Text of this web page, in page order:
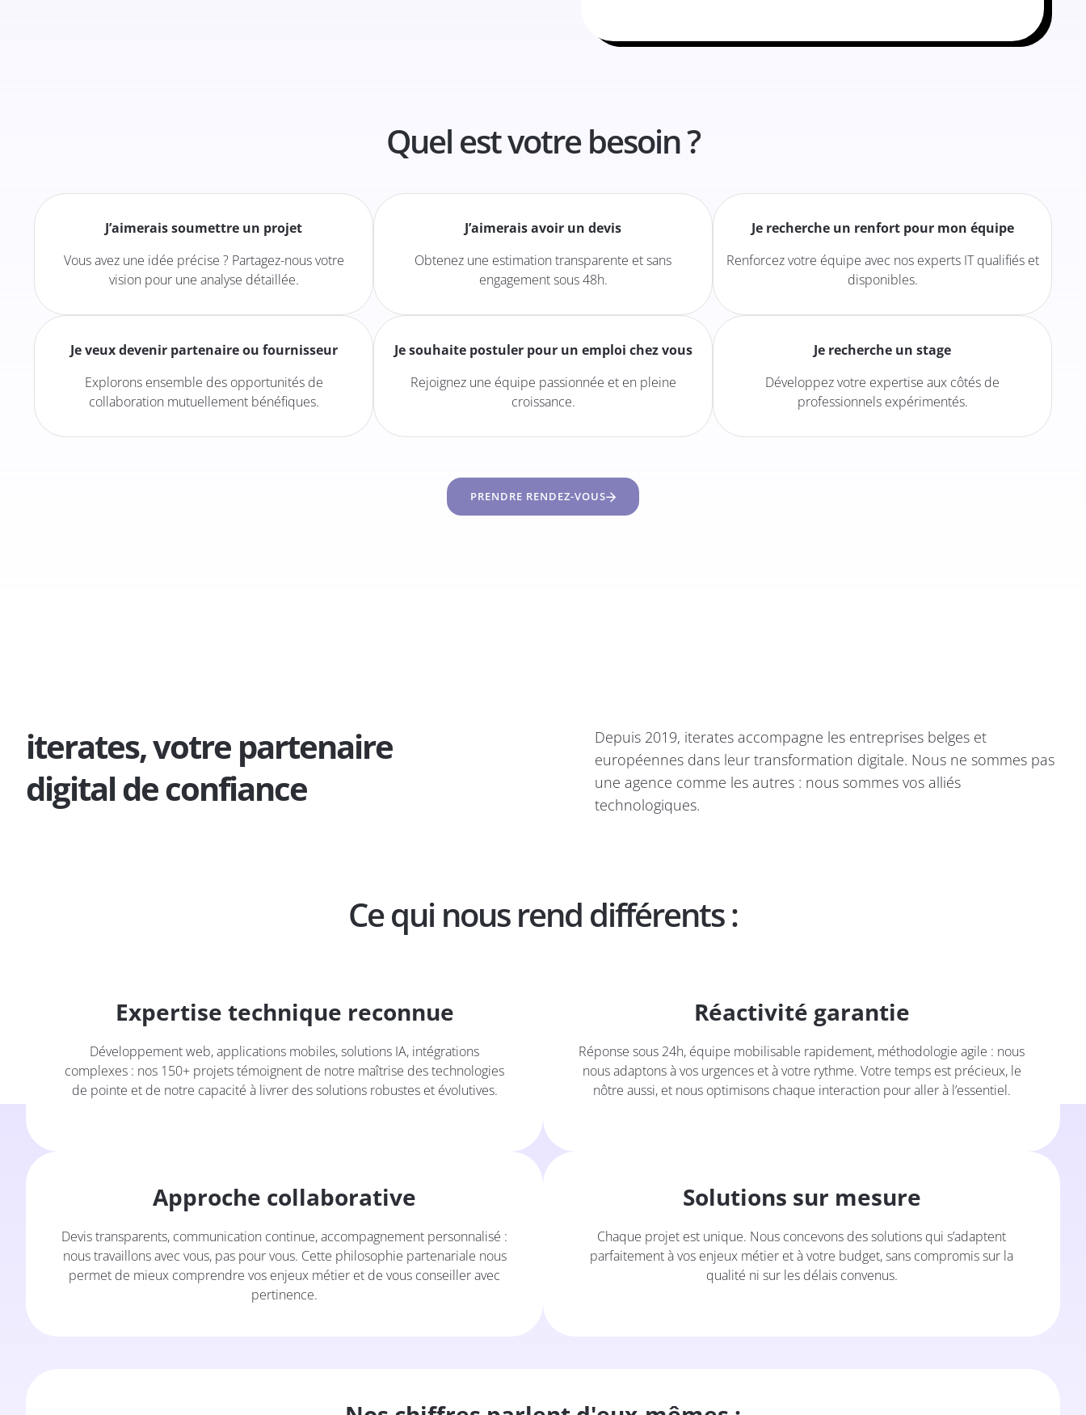
Quel est votre besoin ?
J’aimerais soumettre un projet
Vous avez une idée précise ? Partagez-nous votre
vision pour une analyse détaillée.
J’aimerais avoir un devis
Obtenez une estimation transparente et sans
engagement sous 48h.
Je recherche un renfort pour mon équipe
Renforcez votre équipe avec nos experts IT qualifiés et
disponibles.
Je veux devenir partenaire ou fournisseur
Explorons ensemble des opportunités de
collaboration mutuellement bénéfiques.
Je souhaite postuler pour un emploi chez vous
Rejoignez une équipe passionnée et en pleine
croissance.
Je recherche un stage
Développez votre expertise aux côtés de
professionnels expérimentés.
PRENDRE RENDEZ-VOUS
iterates, votre partenaire
digital de confiance
Depuis 2019, iterates accompagne les entreprises belges et
européennes dans leur transformation digitale. Nous ne sommes pas
une agence comme les autres : nous sommes vos alliés
technologiques.
Ce qui nous rend différents :
Expertise technique reconnue
Développement web, applications mobiles, solutions IA, intégrations
complexes : nos 150+ projets témoignent de notre maîtrise des technologies
de pointe et de notre capacité à livrer des solutions robustes et évolutives.
Réactivité garantie
Réponse sous 24h, équipe mobilisable rapidement, méthodologie agile : nous
nous adaptons à vos urgences et à votre rythme. Votre temps est précieux, le
nôtre aussi, et nous optimisons chaque interaction pour aller à l’essentiel.
Approche collaborative
Devis transparents, communication continue, accompagnement personnalisé :
nous travaillons avec vous, pas pour vous. Cette philosophie partenariale nous
permet de mieux comprendre vos enjeux métier et de vous conseiller avec
pertinence.
Solutions sur mesure
Chaque projet est unique. Nous concevons des solutions qui s’adaptent
parfaitement à vos enjeux métier et à votre budget, sans compromis sur la
qualité ni sur les délais convenus.